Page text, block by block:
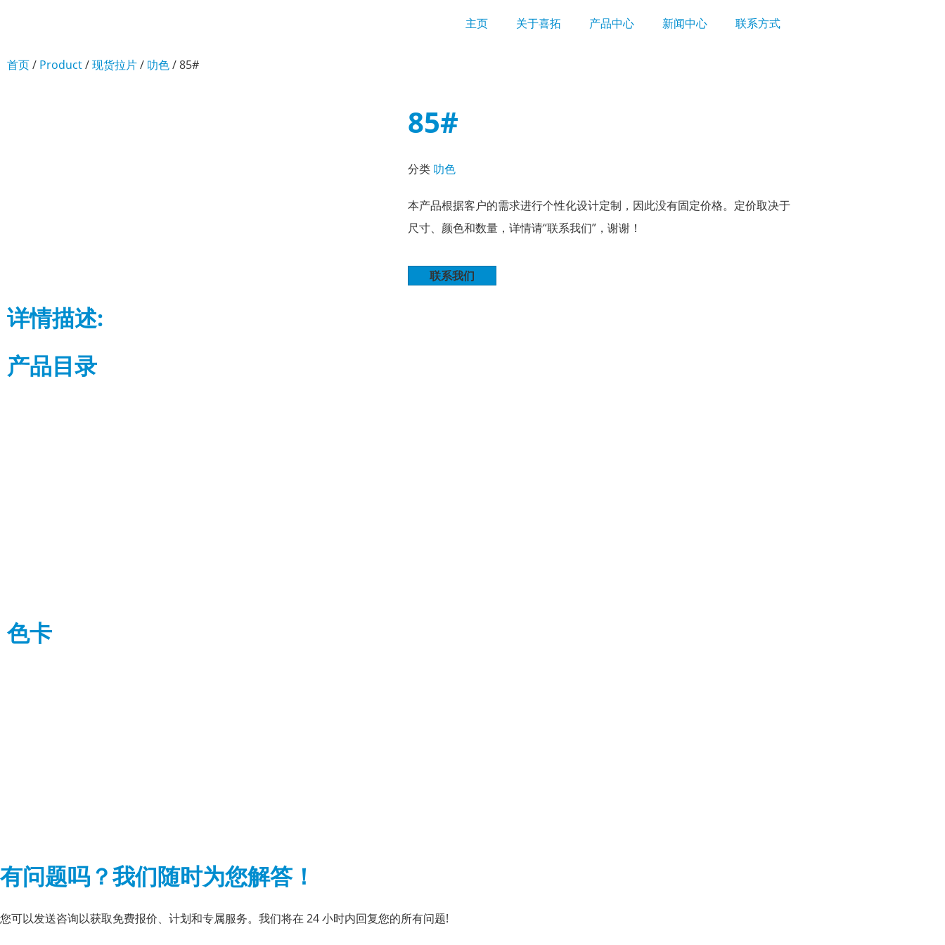
主页 关于喜拓 产品中心 新闻中心 联系方式
首页/ Product/现货拉片/ 叻色/ 85#
85#
分类 叻色
本产品根据客户的需求进行个性化设计定制，因此没有固定价格。定价取决于
尺寸、颜色和数量，详情请“联系我们”，谢谢！
联系我们
详情描述:
产品目录
色卡
有问题吗？我们随时为您解答！
您可以发送咨询以获取免费报价、计划和专属服务。我们将在 24 小时内回复您的所有问题!